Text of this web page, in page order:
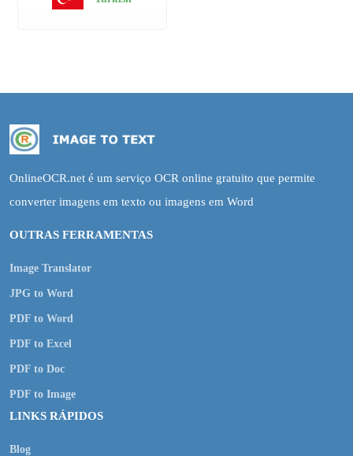
OnlineOCR.net é um serviço OCR online gratuito que permite
converter imagens em texto ou imagens em Word
OUTRAS FERRAMENTAS
Image Translator
JPG to Word
PDF to Word
PDF to Excel
PDF to Doc
PDF to Image
LINKS RÁPIDOS
Blog